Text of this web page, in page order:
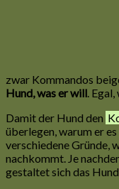
zwar Kommandos
Hund, was er will.
Damit der Hund den
überlegen, warum er
verschiedene Gründe,
nachkommt. Je
gestaltet sich das